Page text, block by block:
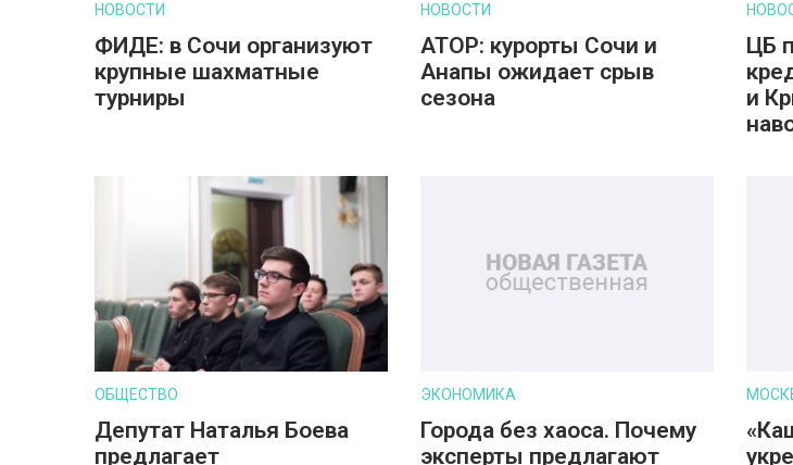
НОВОСТИ
ФИДЕ: в Сочи организуют
крупные шахматные
турниры
НОВОСТИ
АТОР: курорты Сочи и
Анапы ожидает срыв
сезона
ЦБ
и
ОБЩЕСТВО
Депутат Наталья Боева
предлагает
ЭКОНОМИКА
Города без хаоса. Почему
эксперты предлагают